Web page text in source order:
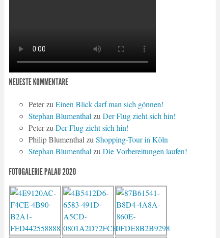
NEUESTE KOMMENTARE
Peterzu Einen Blick darf man sich gönnen!
Stephan Blumenthal zu Der Flug zieht sich hin!
Peterzu Der Flug zieht sich hin!
Philip Blumenthal zu Shopping-Tour in Köln
Stephan Blumenthal zu Die Vorbereitungen laufen!
FOTOGALERIE PALAU 2020